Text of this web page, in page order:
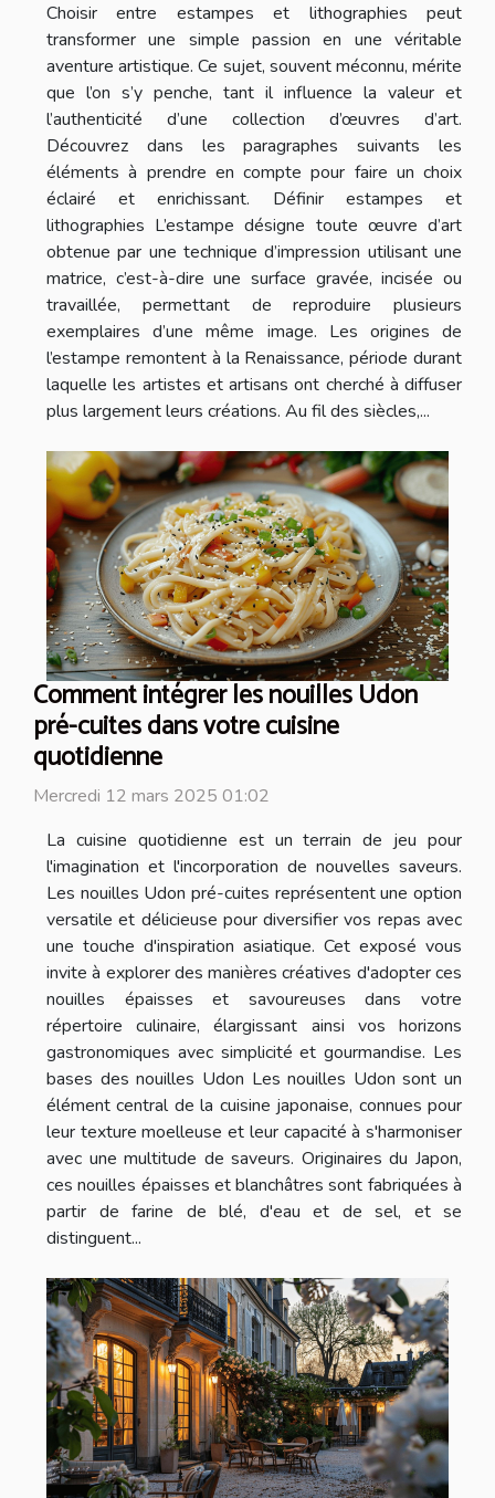
Choisir entre estampes et lithographies peut
transformer une simple passion en une véritable
aventure artistique. Ce sujet, souvent méconnu, mérite
que l’on s’y penche, tant il influence la valeur et
l’authenticité d’une collection d’œuvres d’art.
Découvrez dans les paragraphes suivants les
éléments à prendre en compte pour faire un choix
éclairé et enrichissant. Définir estampes et
lithographies L’estampe désigne toute œuvre d’art
obtenue par une technique d’impression utilisant une
matrice, c’est-à-dire une surface gravée, incisée ou
travaillée, permettant de reproduire plusieurs
exemplaires d’une même image. Les origines de
l’estampe remontent à la Renaissance, période durant
laquelle les artistes et artisans ont cherché à diffuser
plus largement leurs créations. Au fil des siècles,...
Comment intégrer les nouilles Udon
pré-cuites dans votre cuisine
quotidienne
Mercredi 12 mars 2025 01:02
La cuisine quotidienne est un terrain de jeu pour
l'imagination et l'incorporation de nouvelles saveurs.
Les nouilles Udon pré-cuites représentent une option
versatile et délicieuse pour diversifier vos repas avec
une touche d'inspiration asiatique. Cet exposé vous
invite à explorer des manières créatives d'adopter ces
nouilles épaisses et savoureuses dans votre
répertoire culinaire, élargissant ainsi vos horizons
gastronomiques avec simplicité et gourmandise. Les
bases des nouilles Udon Les nouilles Udon sont un
élément central de la cuisine japonaise, connues pour
leur texture moelleuse et leur capacité à s'harmoniser
avec une multitude de saveurs. Originaires du Japon,
ces nouilles épaisses et blanchâtres sont fabriquées à
partir de farine de blé, d'eau et de sel, et se
distinguent...